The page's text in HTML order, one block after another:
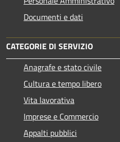
Documenti e dati
CATEGORIE DI SERVIZIO
Anagrafe e stato civile
Cultura e tempo libero
Vita lavorativa
Imprese e Commercio
Appalti pubblici